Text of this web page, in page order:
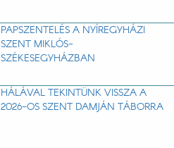
PAPSZENTELÉS A NYÍREGYHÁZI
SZENT MIKLÓS-
SZÉKESEGYHÁZBAN
HÁLÁVAL TEKINTÜNK VISSZA A
2026-OS SZENT DAMJÁN TÁBORRA